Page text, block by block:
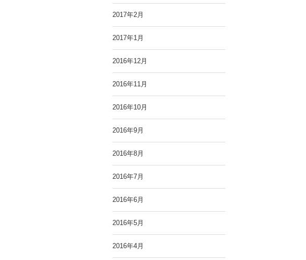
2017年2月
2017年1月
2016年12月
2016年11月
2016年10月
2016年9月
2016年8月
2016年7月
2016年6月
2016年5月
2016年4月